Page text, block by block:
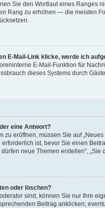
Sie den Wortlaut eines Ranges
Rang zu erhöhen — die meisten
E-Mail-Link klicke, werde ich
E-Mail-Funktion für
dieses Systems durch
eine Antwort?
zu eröffnen, müssen Sie auf
ist, bevor Sie einen
neue Themen erstellen“,
oder löschen?
sind, können Sie nur Ihre
Beitrag anklicken;